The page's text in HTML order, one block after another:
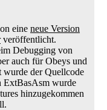
eine neue Version
veröffentlicht.
Debugging von
auch für Obeys und
wurde der Quellcode
ExtBasAsm wurde
hinzugekommen